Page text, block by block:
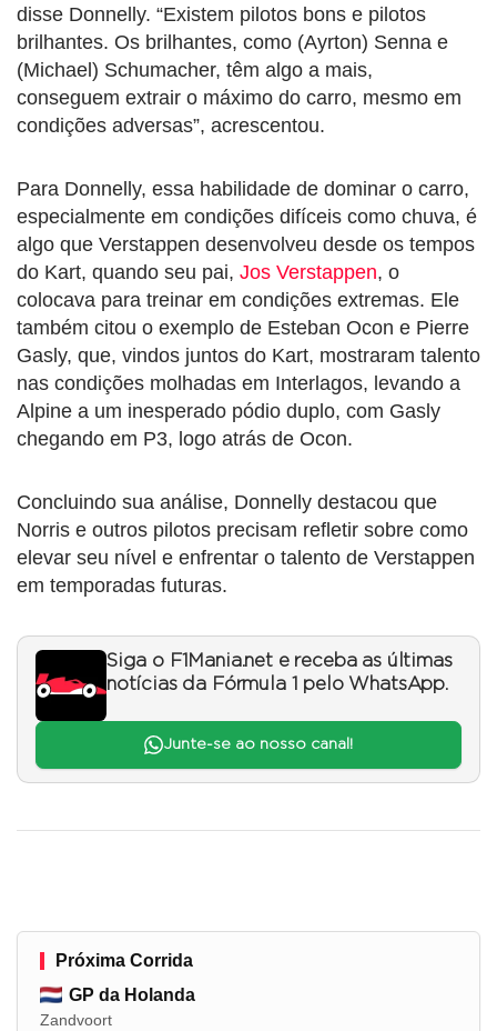
disse Donnelly. “Existem pilotos bons e pilotos
brilhantes. Os brilhantes, como (Ayrton) Senna e
(Michael) Schumacher, têm algo a mais,
conseguem extrair o máximo do carro, mesmo em
condições adversas”, acrescentou.
Para Donnelly, essa habilidade de dominar o carro,
especialmente em condições difíceis como chuva, é
algo que Verstappen desenvolveu desde os tempos
do Kart, quando seu pai, Jos Verstappen, o
colocava para treinar em condições extremas. Ele
também citou o exemplo de Esteban Ocon e Pierre
Gasly, que, vindos juntos do Kart, mostraram talento
nas condições molhadas em Interlagos, levando a
Alpine a um inesperado pódio duplo, com Gasly
chegando em P3, logo atrás de Ocon.
Concluindo sua análise, Donnelly destacou que
Norris e outros pilotos precisam refletir sobre como
elevar seu nível e enfrentar o talento de Verstappen
em temporadas futuras.
Siga o F1Mania.net e receba as últimas
notícias da Fórmula 1 pelo WhatsApp.
Junte-se ao nosso canal!
Próxima Corrida
GP da Holanda
Zandvoort